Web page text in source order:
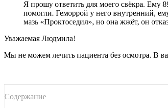
Я прошу ответить для моего свёкра. Ему
помогли. Геморрой у него внутренний,
мазь «Проктоседил», но она жжёт, он
Уважаемая Людмила!
Мы не можем лечить пациента без осмотра. В
Содержание